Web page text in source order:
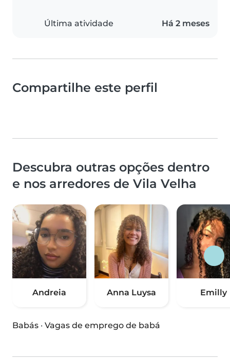
Última atividade Há 2 meses
Compartilhe este perfil
Descubra outras opções dentro
e nos arredores de Vila Velha
Andreia Anna Luysa Emilly
Babás · Vagas de emprego de babá